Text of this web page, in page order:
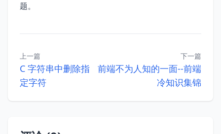
题。
上一篇
C 字符串中删除指
定字符
下一篇
前端不为人知的一面--前端
冷知识集锦